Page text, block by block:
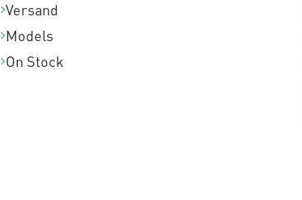
Versand
Models
On Stock